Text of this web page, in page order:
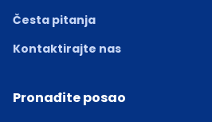
Česta pitanja
Kontaktirajte nas
Pronađite posao